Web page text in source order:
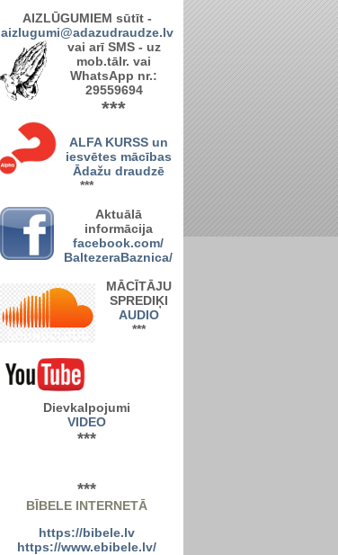
AIZLŪGUMIEM sūtīt -
aizlugumi@adazudraudze.lv
vai arī SMS - uz
mob.tālr. vai
WhatsApp nr.:
29559694
***
ALFA KURSS un
iesvētes mācības
Ādažu draudzē
***
Aktuālā
informācija
facebook.com/
BaltezeraBaznica/
MĀCĪTĀJU
SPREDIĶI
AUDIO
***
Dievkalpojumi
VIDEO
***
***
BĪBELE INTERNETĀ
https://bibele.lv
https://www.ebibele.lv/